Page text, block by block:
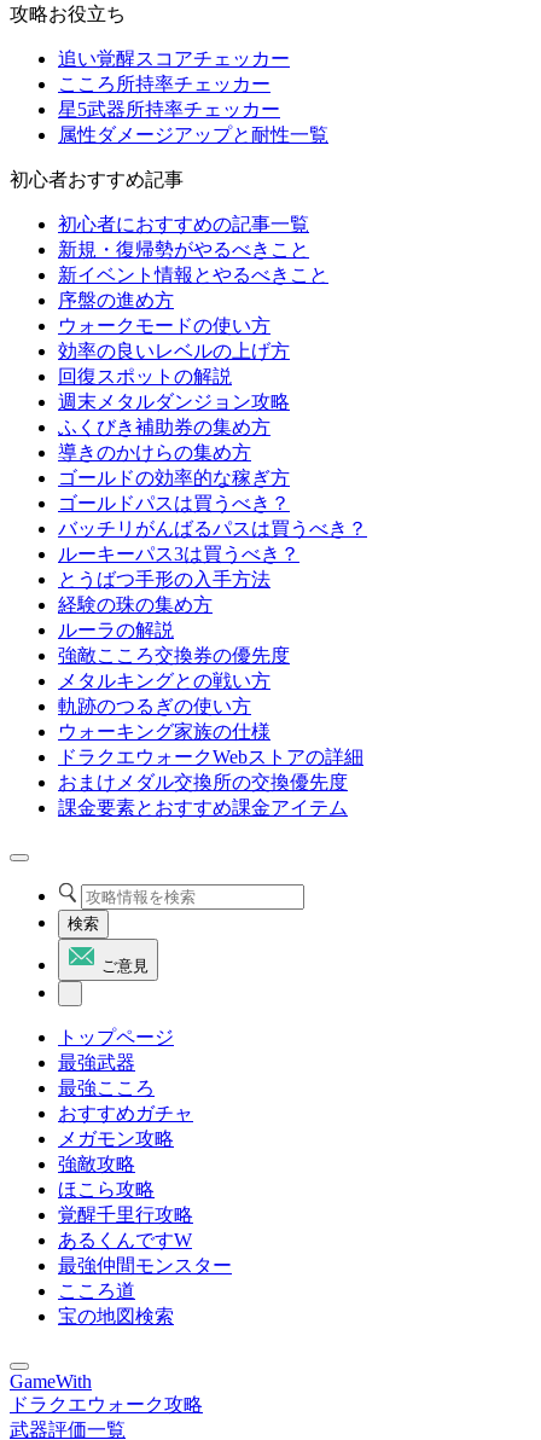
攻略お役立ち
追い覚醒スコアチェッカー
こころ所持率チェッカー
星5武器所持率チェッカー
属性ダメージアップと耐性一覧
初心者おすすめ記事
初心者におすすめの記事一覧
新規・復帰勢がやるべきこと
新イベント情報とやるべきこと
序盤の進め方
ウォークモードの使い方
効率の良いレベルの上げ方
回復スポットの解説
週末メタルダンジョン攻略
ふくびき補助券の集め方
導きのかけらの集め方
ゴールドの効率的な稼ぎ方
ゴールドパスは買うべき？
バッチリがんばるパスは買うべき？
ルーキーパス3は買うべき？
とうばつ手形の入手方法
経験の珠の集め方
ルーラの解説
強敵こころ交換券の優先度
メタルキングとの戦い方
軌跡のつるぎの使い方
ウォーキング家族の仕様
ドラクエウォークWebストアの詳細
おまけメダル交換所の交換優先度
課金要素とおすすめ課金アイテム
検索
ご意見
トップページ
最強武器
最強こころ
おすすめガチャ
メガモン攻略
強敵攻略
ほこら攻略
覚醒千里行攻略
あるくんですW
最強仲間モンスター
こころ道
宝の地図検索
GameWith
ドラクエウォーク攻略
武器評価一覧